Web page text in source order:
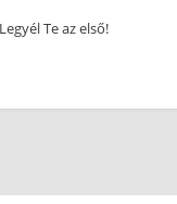
Te az első!